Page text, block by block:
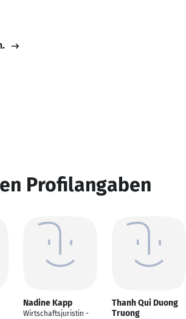
Profilangaben
Nadine Kapp
Wirtschaftsjuristin -
Thanh Qui Duong
Truong